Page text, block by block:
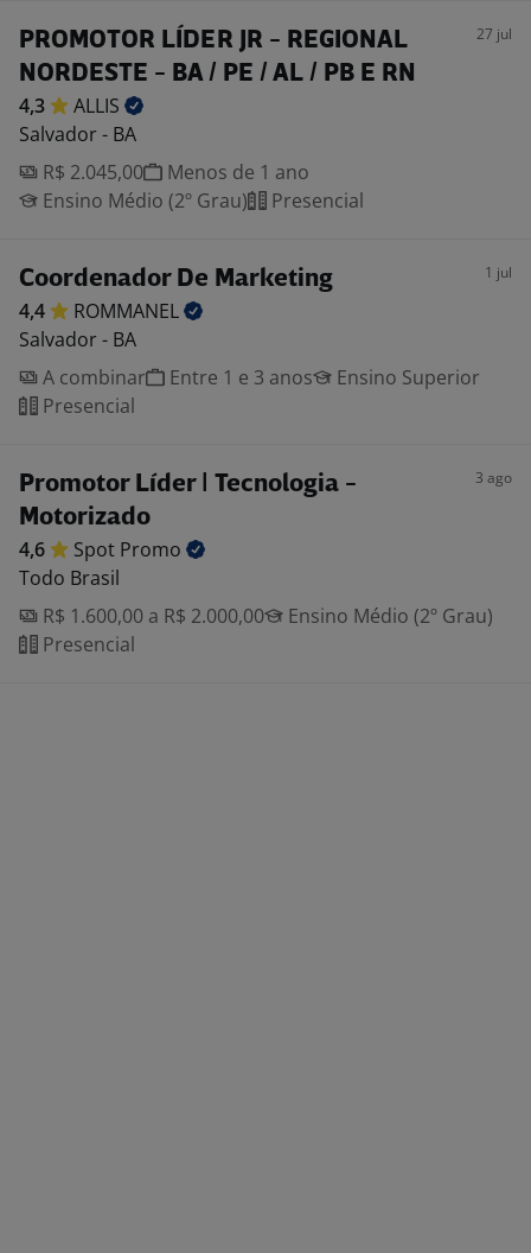
PROMOTOR LÍDER JR - REGIONAL
NORDESTE - BA / PE / AL / PB E RN
27 jul
4,3
ALLIS
Salvador - BA
R$ 2.045,00
Menos de 1 ano
Ensino Médio (2º Grau)
Presencial
Coordenador De Marketing 1 jul
4,4
ROMMANEL
Salvador - BA
A combinar
Entre 1 e 3 anos
Ensino Superior
Presencial
Promotor Líder | Tecnologia -
Motorizado
3 ago
4,6 Spot Promo
Todo Brasil
R$ 1.600,00 a R$ 2.000,00
Ensino Médio (2º Grau)
Presencial